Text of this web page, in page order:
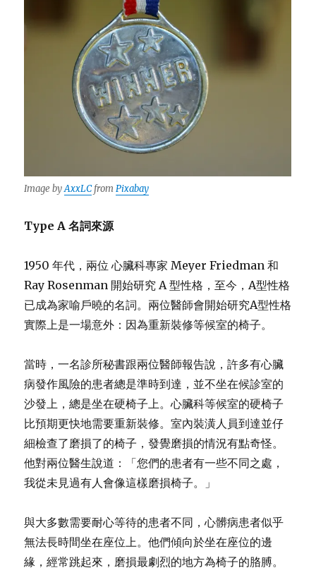
Image byAxxLCfromPixabay
Type A 名詞來源
1950 年代，兩位 心臟科專家 Meyer Friedman 和
Ray Rosenman 開始研究 A 型性格，至今，A型性格
已成為家喻戶曉的名詞。兩位醫師會開始研究A型性格
實際上是一場意外：因為重新裝修等候室的椅子。
當時，一名診所秘書跟兩位醫師報告說，許多有心臟
病發作風險的患者總是準時到達，並不坐在候診室的
沙發上，總是坐在硬椅子上。心臟科等候室的硬椅子
比預期更快地需要重新裝修。室內裝潢人員到達並仔
細檢查了磨損了的椅子，發覺磨損的情況有點奇怪。
他對兩位醫生說道：「您們的患者有一些不同之處，
我從未見過有人會像這樣磨損椅子。」
與大多數需要耐心等待的患者不同，心髒病患者似乎
無法長時間坐在座位上。他們傾向於坐在座位的邊
緣，經常跳起來，磨損最劇烈的地方為椅子的胳膊。